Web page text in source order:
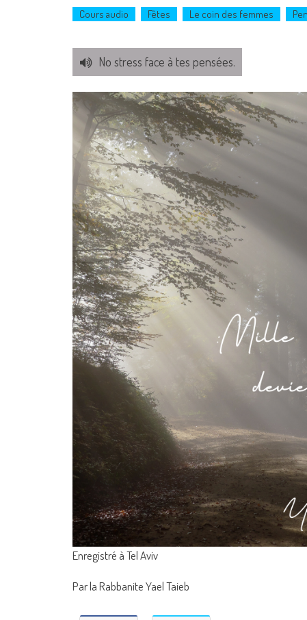
Cours audio Fêtes Le coin des femmes
No stress face à tes pensées.
Enregistré à Tel Aviv
Par la Rabbanite Yael Taieb